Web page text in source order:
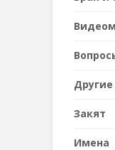
Закят
Имена